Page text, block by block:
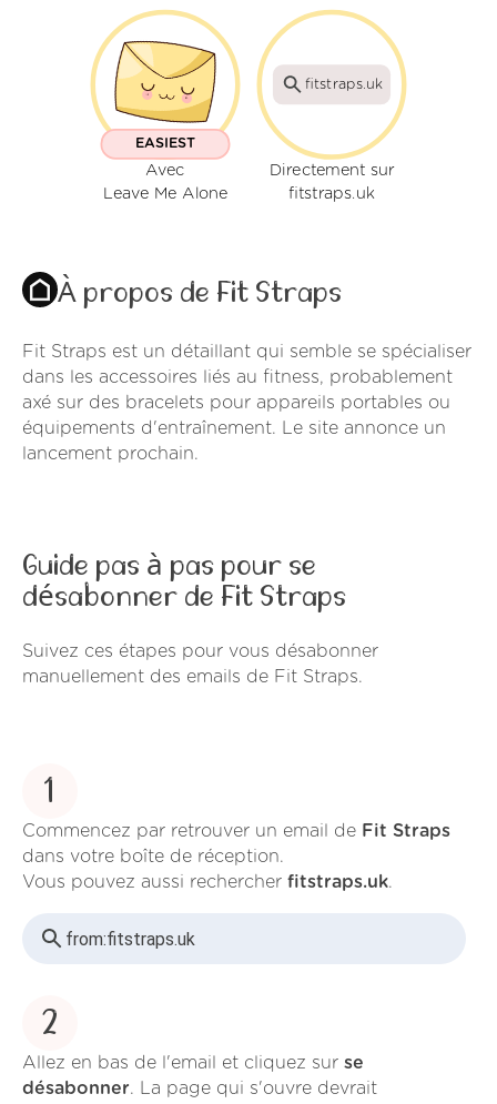
EASIEST
Avec
Leave Me Alone
fitstraps.uk
Directement sur
fitstraps.uk
À propos de Fit Straps
Fit Straps est un détaillant qui semble se spécialiser
dans les accessoires liés au fitness, probablement
axé sur des bracelets pour appareils portables ou
équipements d'entraînement. Le site annonce un
lancement prochain.
Guide pas à pas pour se
désabonner de Fit Straps
Suivez ces étapes pour vous désabonner
manuellement des emails de Fit Straps.
1
Commencez par retrouver un email de Fit Straps
dans votre boîte de réception.
Vous pouvez aussi rechercher fitstraps.uk.
from:fitstraps.uk
2
Allez en bas de l'email et cliquez sur se
désabonner. La page qui s'ouvre devrait